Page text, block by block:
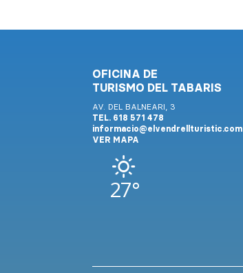
OFICINA DE
TURISMO DEL TABARIS
AV. DEL BALNEARI, 3
TEL. 618 571 478
informacio@elvendrellturistic.com
VER MAPA
27°